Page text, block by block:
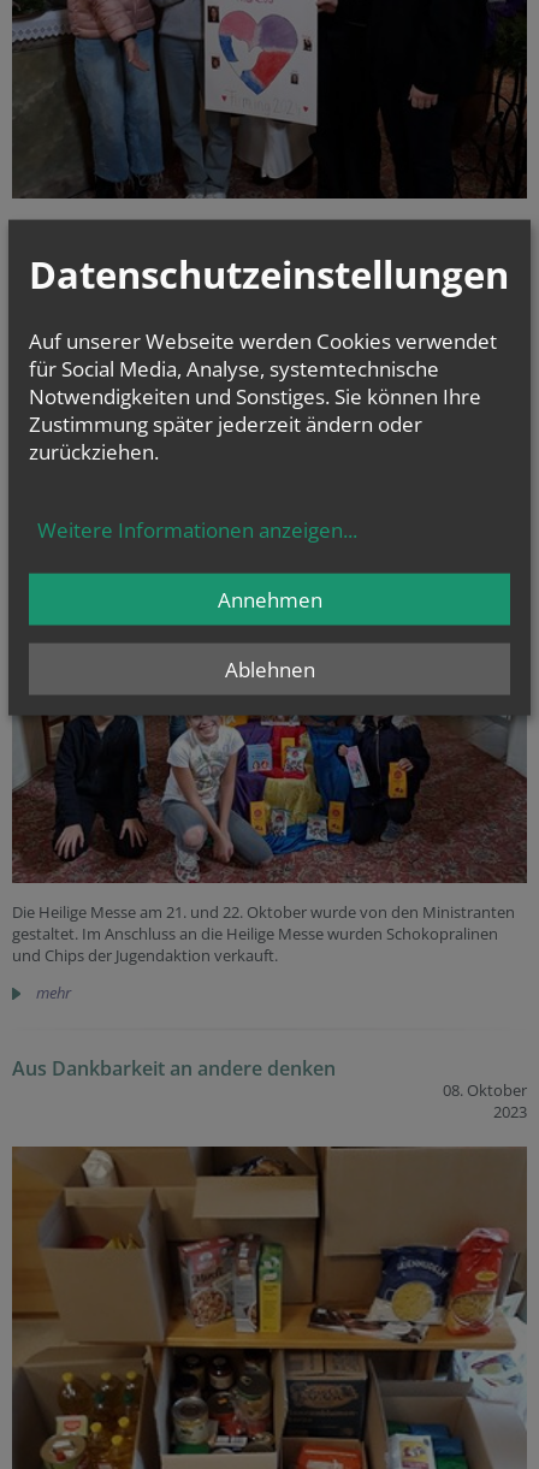
LIEBE - FRIEDE – HEILIGKEIT Unter diesem Motte bereiten sich die
Pfarrverbandes auf das Sakrament der Firmung vor. Emelie STUR,
Hannah GMEREK, Anna HUGL und Anika BÜBL werden am Samstag, den
mehr
Weltmissionssonntag
Die Heilige Messe am 21. und 22. Oktober wurde von den Ministranten
gestaltet. Im Anschluss an die Heilige Messe wurden Schokopralinen
und Chips der Jugendaktion verkauft.
mehr
Aus Dankbarkeit an andere denken
08. Oktober
2023
Datenschutzeinstellungen
Auf unserer Webseite werden Cookies verwendet
für Social Media, Analyse, systemtechnische
Notwendigkeiten und Sonstiges. Sie können Ihre
Zustimmung später jederzeit ändern oder
zurückziehen.
Weitere Informationen anzeigen...
Ablehnen
Annehmen